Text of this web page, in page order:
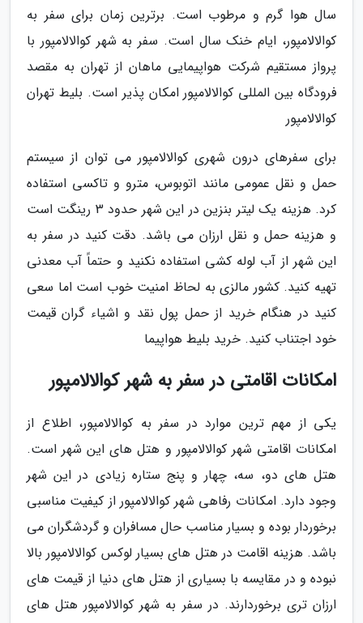
سال هوا گرم و مرطوب است. برترین زمان برای سفر به
کوالالامپور، ایام خنک سال است. سفر به شهر کوالالامپور با
پرواز مستقیم شرکت هواپیمایی ماهان از تهران به مقصد
فرودگاه بین المللی کوالالامپور امکان پذیر است. بلیط تهران
کوالالامپور
برای سفرهای درون شهری کوالالامپور می توان از سیستم
حمل و نقل عمومی مانند اتوبوس، مترو و تاکسی استفاده
کرد. هزینه یک لیتر بنزین در این شهر حدود 3 رینگت است
و هزینه حمل و نقل ارزان می باشد. دقت کنید در سفر به
این شهر از آب لوله کشی استفاده نکنید و حتماً آب معدنی
تهیه کنید. کشور مالزی به لحاظ امنیت خوب است اما سعی
کنید در هنگام خرید از حمل پول نقد و اشیاء گران قیمت
خود اجتناب کنید. خرید بلیط هواپیما
امکانات اقامتی در سفر به شهر کوالالامپور
یکی از مهم ترین موارد در سفر به کوالالامپور، اطلاع از
امکانات اقامتی شهر کوالالامپور و هتل های این شهر است.
هتل های دو، سه، چهار و پنج ستاره زیادی در این شهر
وجود دارد. امکانات رفاهی شهر کوالالامپور از کیفیت مناسبی
برخوردار بوده و بسیار مناسب حال مسافران و گردشگران می
باشد. هزینه اقامت در هتل های بسیار لوکس کوالالامپور بالا
نبوده و در مقایسه با بسیاری از هتل های دنیا از قیمت های
ارزان تری برخوردارند. در سفر به شهر کوالالامپور هتل های